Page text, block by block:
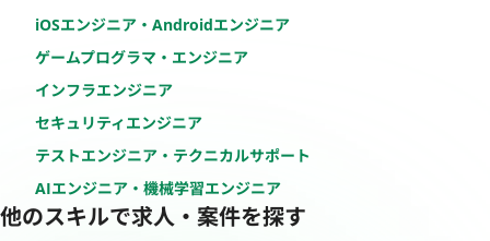
iOSエンジニア・Androidエンジニア
ゲームプログラマ・エンジニア
インフラエンジニア
セキュリティエンジニア
テストエンジニア・テクニカルサポート
AIエンジニア・機械学習エンジニア
他のスキルで求人・案件を探す